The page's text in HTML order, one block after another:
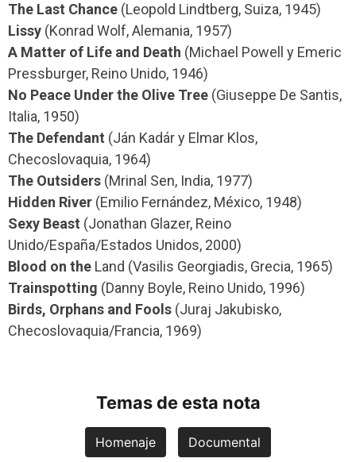
The Last Chance (Leopold Lindtberg, Suiza, 1945)
Lissy (Konrad Wolf, Alemania, 1957)
A Matter of Life and Death (Michael Powell y Emeric
Pressburger, Reino Unido, 1946)
No Peace Under the Olive Tree (Giuseppe De Santis,
Italia, 1950)
The Defendant (Ján Kadár y Elmar Klos,
Checoslovaquia, 1964)
The Outsiders (Mrinal Sen, India, 1977)
Hidden River (Emilio Fernández, México, 1948)
Sexy Beast (Jonathan Glazer, Reino
Unido/España/Estados Unidos, 2000)
Blood on the Land (Vasilis Georgiadis, Grecia, 1965)
Trainspotting (Danny Boyle, Reino Unido, 1996)
Birds, Orphans and Fools (Juraj Jakubisko,
Checoslovaquia/Francia, 1969)
Temas de esta nota
Homenaje Documental